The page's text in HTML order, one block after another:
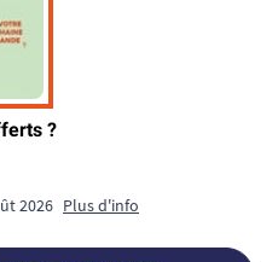
2026 Plus d'info